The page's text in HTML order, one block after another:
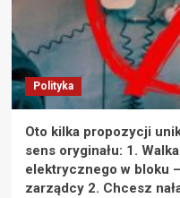
Polityka
Oto kilka propozycji
sens oryginału: 1.
elektrycznego w bloku
zarządcy 2. Chcesz